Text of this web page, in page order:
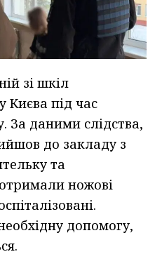
зі шкіл
Києва під час
За даними слідства,
до закладу з
та
ножові
допомогу,